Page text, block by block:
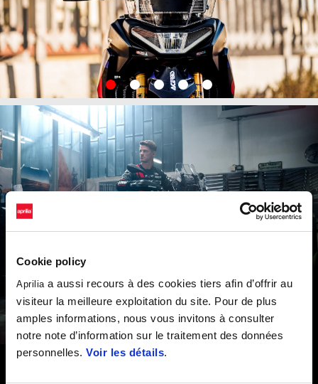
Cookie policy
Aprilia a aussi recours à des cookies tiers afin d’offrir au
visiteur la meilleure exploitation du site. Pour de plus
amples informations, nous vous invitons à consulter
notre note d’information sur le traitement des données
personnelles. Voir les détails.
item
0
item
1
item
2
item
3
item
4
Item
1
Item
1
Aprilia Tuareg Rally